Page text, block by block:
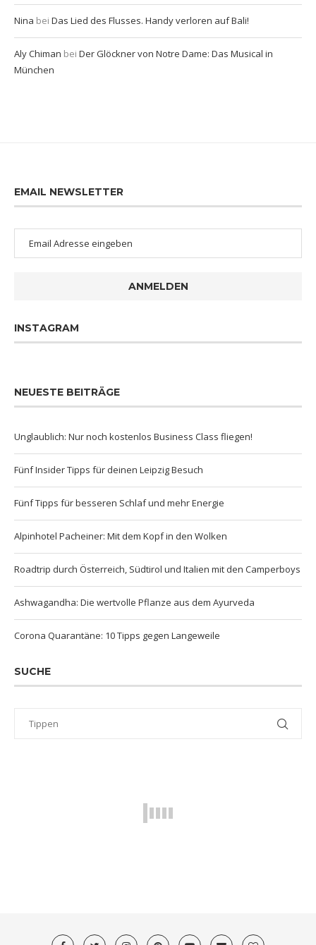
Nina bei Das Lied des Flusses. Handy verloren auf Bali!
Aly Chiman bei Der Glöckner von Notre Dame: Das Musical in
München
EMAIL NEWSLETTER
ANMELDEN
INSTAGRAM
NEUESTE BEITRÄGE
Unglaublich: Nur noch kostenlos Business Class fliegen!
Fünf Insider Tipps für deinen Leipzig Besuch
Fünf Tipps für besseren Schlaf und mehr Energie
Alpinhotel Pacheiner: Mit dem Kopf in den Wolken
Roadtrip durch Österreich, Südtirol und Italien mit den Camperboys
Ashwagandha: Die wertvolle Pflanze aus dem Ayurveda
Corona Quarantäne: 10 Tipps gegen Langeweile
SUCHE